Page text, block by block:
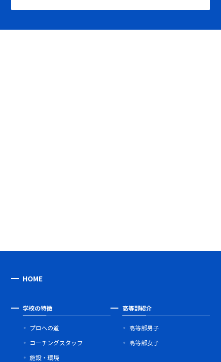
HOME
学校の特徴
プロへの道
コーチングスタッフ
施設・環境
高等部紹介
高等部男子
高等部女子